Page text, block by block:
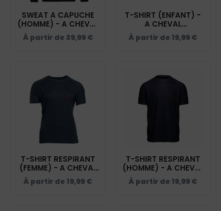
SWEAT A CAPUCHE
(HOMME) - A CHEVAL
AUTREMENT - NAVY -
BCU33B
À partir de 39,99 €
T-SHIRT (ENFANT) -
A CHEVAL
AUTREMENT - NAVY -
BC03TK
À partir de 19,99 €
T-SHIRT RESPIRANT
(FEMME) - A CHEVAL
AUTREMENT - NAVY -
IB301
À partir de 19,99 €
T-SHIRT RESPIRANT
(HOMME) - A CHEVAL
AUTREMENT - NAVY -
IB300
À partir de 19,99 €